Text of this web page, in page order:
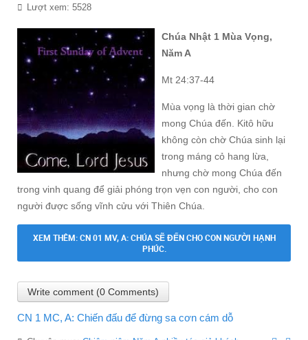
Lượt xem: 5528
Chúa Nhật 1 Mùa Vọng,
Năm A
Mt 24:37-44
Mùa vọng là thời gian chờ
mong Chúa đến. Kitô hữu
không còn chờ Chúa sinh lại
trong máng cỏ hang lừa,
nhưng chờ mong Chúa đến
trong vinh quang để giải phóng trọn vẹn con người, cho con
người được sống vĩnh cửu với Thiên Chúa.
XEM THÊM: CN 01 MV, A: CHÚA SẼ ĐẾN CHO CON NGƯỜI HẠNH
PHÚC.
Write comment (0 Comments)
CN 1 MC, A: Chiến đấu để đừng sa cơn cám dỗ